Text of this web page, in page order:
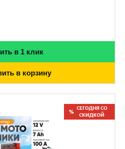
в 1 клик
в корзину
СЕГОДНЯ СО
СКИДКОЙ